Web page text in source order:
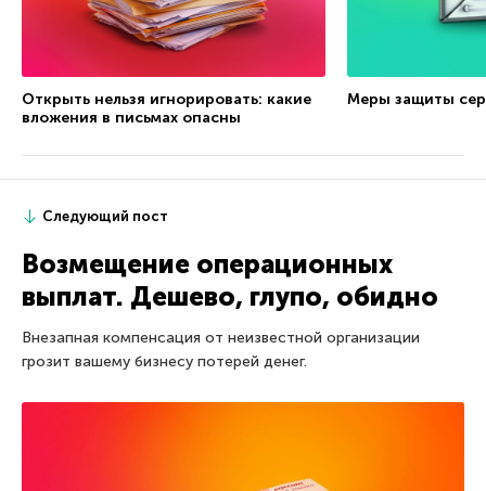
Открыть нельзя игнорировать: какие
вложения в письмах опасны
Меры защиты
Следующий пост
Возмещение операционных
выплат. Дешево, глупо, обидно
Внезапная компенсация от неизвестной организации
грозит вашему бизнесу потерей денег.